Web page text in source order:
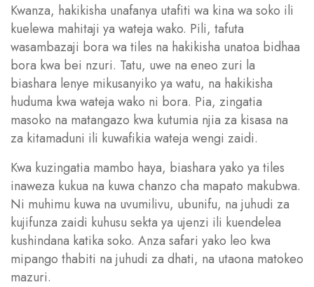
Kwanza, hakikisha unafanya utafiti wa kina wa soko ili
kuelewa mahitaji ya wateja wako. Pili, tafuta
wasambazaji bora wa tiles na hakikisha unatoa bidhaa
bora kwa bei nzuri. Tatu, uwe na eneo zuri la
biashara lenye mikusanyiko ya watu, na hakikisha
huduma kwa wateja wako ni bora. Pia, zingatia
masoko na matangazo kwa kutumia njia za kisasa na
za kitamaduni ili kuwafikia wateja wengi zaidi.
Kwa kuzingatia mambo haya, biashara yako ya tiles
inaweza kukua na kuwa chanzo cha mapato makubwa.
Ni muhimu kuwa na uvumilivu, ubunifu, na juhudi za
kujifunza zaidi kuhusu sekta ya ujenzi ili kuendelea
kushindana katika soko. Anza safari yako leo kwa
mipango thabiti na juhudi za dhati, na utaona matokeo
mazuri.